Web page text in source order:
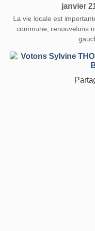
janvier
La vie locale est
commune, renouvelons